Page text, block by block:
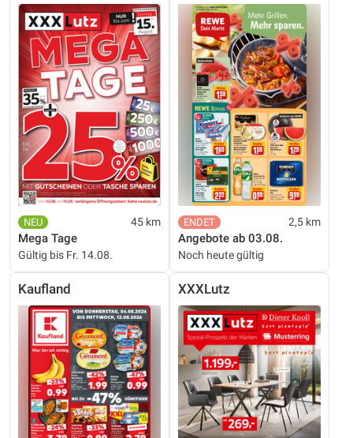
45 km
Mega Tage
Gültig bis Fr. 14.08.
2,5 km
Angebote ab 03.08.
Noch heute gültig
Kaufland XXXLutz